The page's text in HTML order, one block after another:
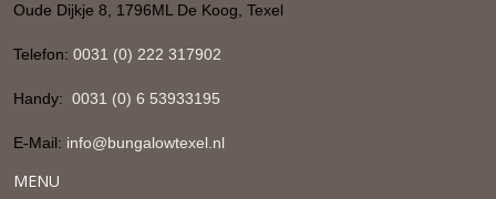
Oude Dijkje 8, 1796ML De Koog, Texel
Telefon: 0031 (0) 222 317902
Handy: 0031 (0) 6 53933195
E-Mail: info@bungalowtexel.nl
MENU